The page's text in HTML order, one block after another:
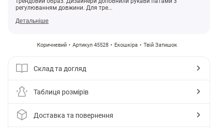
регулюванням довжини. Для тре...
Детальніше
Коричневий Артикул 45528 Екошкіра Твій Затишок
Склад та догляд
Таблиця розмірів
Доставка та повернення